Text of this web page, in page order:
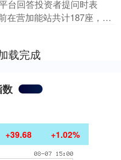
台回答投资者提问时表
在营加能站共计187座，其
载完成
+39.68 +1.02%